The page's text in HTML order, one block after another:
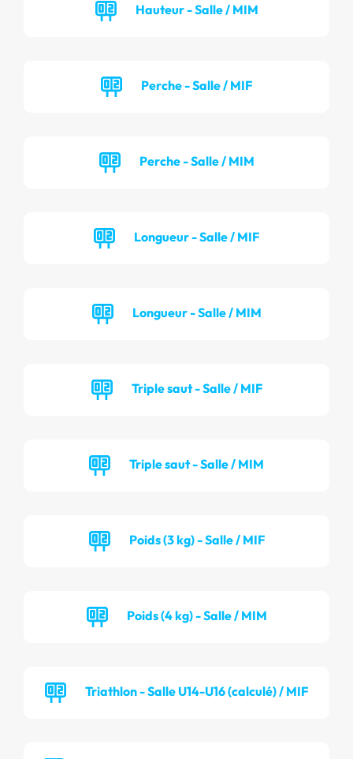
Hauteur - Salle / MIM
Perche - Salle / MIF
Perche - Salle / MIM
Longueur - Salle / MIF
Longueur - Salle / MIM
Triple saut - Salle / MIF
Triple saut - Salle / MIM
Poids (3 kg) - Salle / MIF
Poids (4 kg) - Salle / MIM
Triathlon - Salle U14-U16 (calculé) / MIF